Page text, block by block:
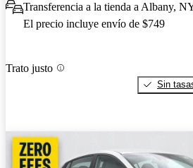
Transferencia a la tienda a Albany,
El precio incluye envío de $749
Trato justo
Sin